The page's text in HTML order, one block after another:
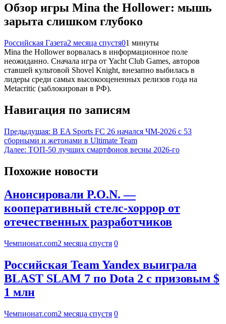
Обзор игры Mina the Hollower: мышь
зарыта слишком глубоко
Российская Газета2 месяца спустя01 минуты
Mina the Hollower ворвалась в информационное поле
неожиданно. Сначала игра от Yacht Club Games, авторов
ставшей культовой Shovel Knight, внезапно выбилась в
лидеры среди самых высокооцененных релизов года на
Metacritic (заблокирован в РФ).
Навигация по записям
Предыдущая: В EA Sports FC 26 начался ЧМ-2026 с 53
сборными и жетонами в Ultimate Team
Далее: ТОП-50 лучших смартфонов весны 2026-го
Похожие новости
Анонсировали P.O.N. —
кооперативный стелс-хоррор от
отечественных разработчиков
Чемпионат.com2 месяца спустя 0
Российская Team Yandex выиграла
BLAST SLAM 7 по Dota 2 с призовым $
1 млн
Чемпионат.com2 месяца спустя 0